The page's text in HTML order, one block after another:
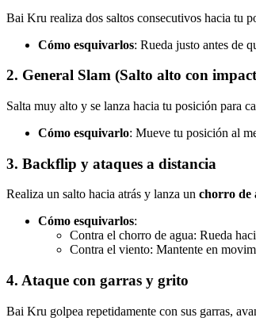
Bai Kru realiza dos saltos consecutivos hacia tu
Cómo esquivarlos: Rueda justo antes de
2. General Slam (Salto alto con
Salta muy alto y se lanza hacia tu posición para
Cómo esquivarlo: Mueve tu posición al
3. Backflip y ataques a distancia
Realiza un salto hacia atrás y lanza un chorro de
Cómo esquivarlos:
Contra el chorro de agua: Rueda
Contra el viento: Mantente en
4. Ataque con garras y grito
Bai Kru golpea repetidamente con sus garras,